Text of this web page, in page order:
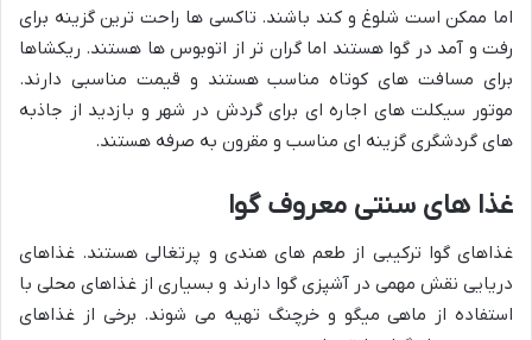
اما ممکن است شلوغ و کند باشند. تاکسی ها راحت ترین گزینه برای
رفت و آمد در گوا هستند اما گران تر از اتوبوس ها هستند. ریکشاها
برای مسافت های کوتاه مناسب هستند و قیمت مناسبی دارند.
موتور سیکلت های اجاره ای برای گردش در شهر و بازدید از جاذبه
های گردشگری گزینه ای مناسب و مقرون به صرفه هستند.
غذا های سنتی معروف گوا
غذاهای گوا ترکیبی از طعم های هندی و پرتغالی هستند. غذاهای
دریایی نقش مهمی در آشپزی گوا دارند و بسیاری از غذاهای محلی با
استفاده از ماهی میگو و خرچنگ تهیه می شوند. برخی از غذاهای